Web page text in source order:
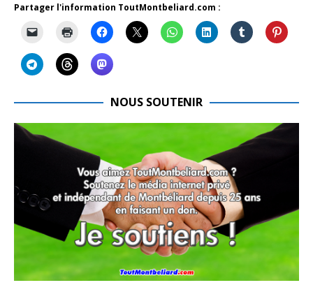
Partager l'information ToutMontbeliard.com :
NOUS SOUTENIR